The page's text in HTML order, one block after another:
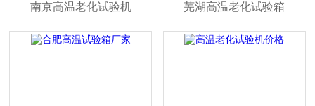
南京高温老化试验机 芜湖高温老化试验箱